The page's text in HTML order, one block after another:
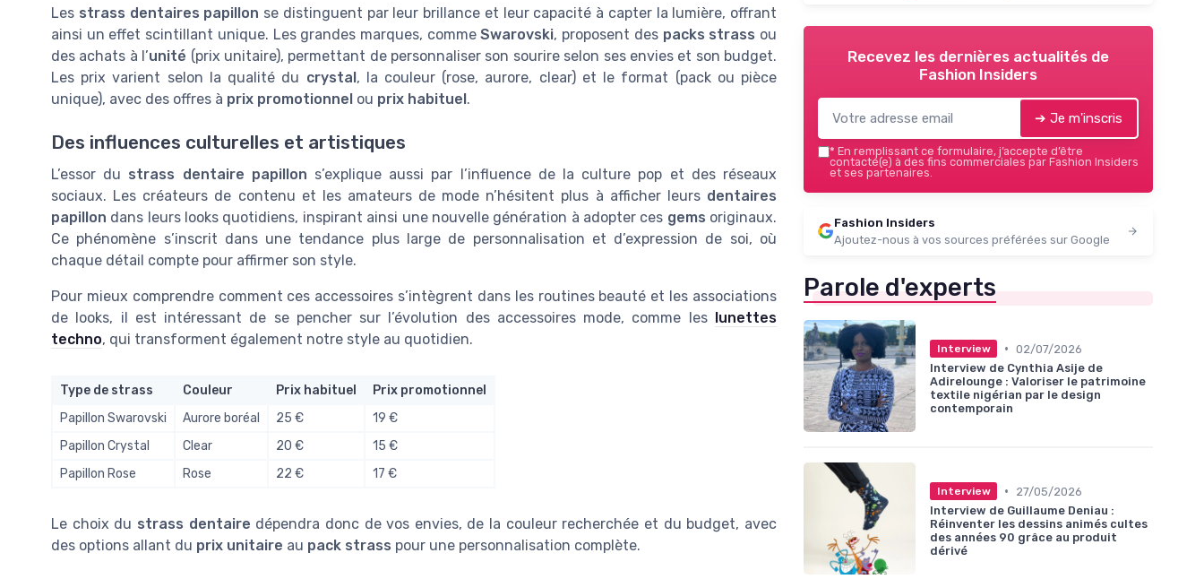
Les strass dentaires papillon se distinguent par leur brillance et leur capacité à capter la lumière, offrant
ainsi un effet scintillant unique. Les grandes marques, commeSwarovski, proposent des packs strass ou
des achats à l’unité (prix unitaire), permettant de personnaliser son sourire selon ses envies et son budget.
Les prix varient selon la qualité du crystal, la couleur (rose, aurore, clear) et le format (pack ou pièce
unique), avec des offres à prix promotionnel ou prix habituel.
Des influences culturelles et artistiques
L’essor du strass dentaire papillon s’explique aussi par l’influence de la culture pop et des réseaux
sociaux. Les créateurs de contenu et les amateurs de mode n’hésitent plus à afficher leurs dentaires
papillon dans leurs looks quotidiens, inspirant ainsi une nouvelle génération à adopter ces gems originaux.
Ce phénomène s’inscrit dans une tendance plus large de personnalisation et d’expression de soi, où
chaque détail compte pour affirmer son style.
Pour mieux comprendre comment ces accessoires s’intègrent dans les routines beauté et les associations
de looks, il est intéressant de se pencher sur l’évolution des accessoires mode, comme les
lunettes
techno, qui transforment également notre style au quotidien.
Type de strass Couleur Prix habituel
Prix promotionnel
Papillon Swarovski
Aurore boréal 25 €
19 €
Papillon Crystal
Clear 20 €
15 €
Papillon Rose
Rose 22 € 17 €
Le choix du strass dentaire dépendra donc de vos envies, de la couleur recherchée et du budget, avec
des options allant du prix unitaire au pack strass pour une personnalisation complète.
Recevez les dernières actualités de
Fashion Insiders
➔ Je m'inscris
* En remplissant ce formulaire, j’accepte d’être
contacté(e) à des fins commerciales par Fashion Insiders
et ses partenaires.
Fashion Insiders
Ajoutez-nous à vos sources préférées sur Google
Parole d'experts
Interview • 02/07/2026
Interview de Cynthia Asije de
Adirelounge : Valoriser le patrimoine
textile nigérian par le design
contemporain
Interview •
27/05/2026
Interview de Guillaume Deniau :
Réinventer les dessins animés cultes
des années 90 grâce au produit
dérivé